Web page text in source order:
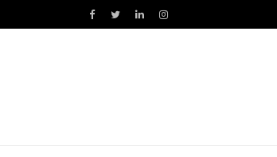
Facebook
TwitterLinkedInInstagram